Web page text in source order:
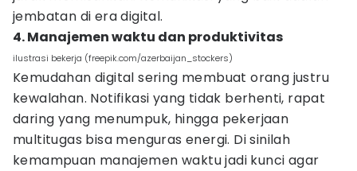
jembatan di era digital.
4. Manajemen waktu dan produktivitas
ilustrasi bekerja (freepik.com/azerbaijan_stockers)
Kemudahan digital sering membuat orang justru
kewalahan. Notifikasi yang tidak berhenti, rapat
daring yang menumpuk, hingga pekerjaan
multitugas bisa menguras energi. Di sinilah
kemampuan manajemen waktu jadi kunci agar